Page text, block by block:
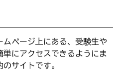
ページ上にある、受験生や
にアクセスできるようにま
サイトです。